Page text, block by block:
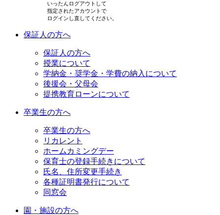
いったんログアウトして
指定されたアカウントで
ログインし直してください。
保証人の方へ
保証人の方へ
授業について
学納金・奨学金・学費の納入について
後援会・父母会
提携教育ローンについて
卒業生の方へ
卒業生の方へ
リカレント
ホームカミングデー
保育士の登録手続きについて
氏名、住所変更手続き
各種証明書発行について
同窓会
園・施設の方へ